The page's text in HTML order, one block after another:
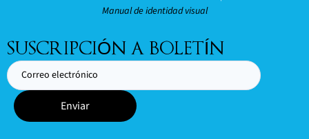
Manual de identidad visual
SUSCRIPCIÓN A BOLETÍN
Enviar